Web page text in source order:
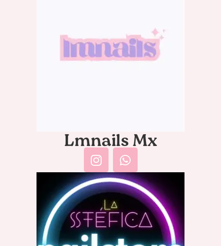
Lmnails Mx